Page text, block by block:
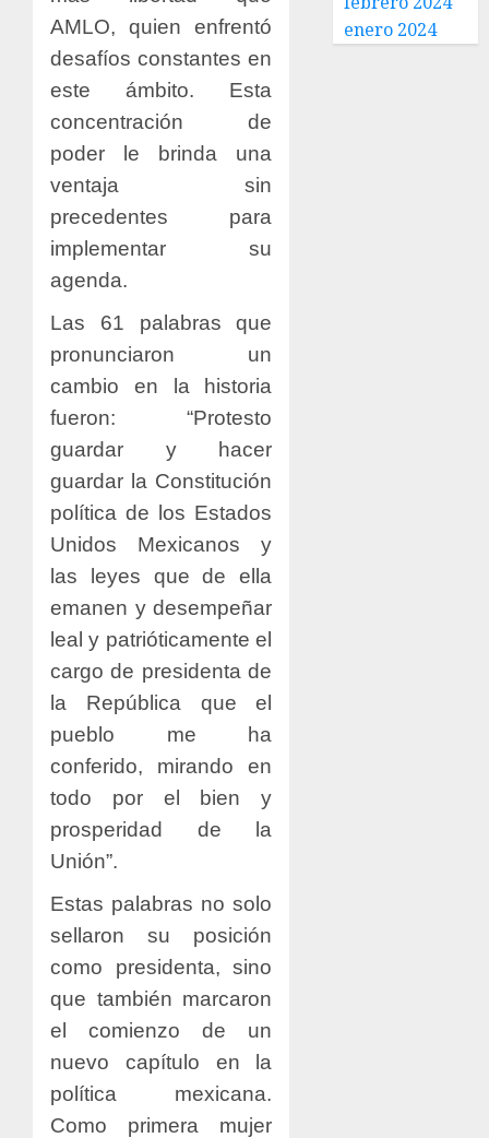
AMLO, quien enfrentó
desafíos constantes en
este ámbito. Esta
concentración de
poder le brinda una
ventaja sin
precedentes para
implementar su
agenda.
Las 61 palabras que
pronunciaron un
cambio en la historia
fueron: “Protesto
guardar y hacer
guardar la Constitución
política de los Estados
Unidos Mexicanos y
las leyes que de ella
emanen y desempeñar
leal y patrióticamente el
cargo de presidenta de
la República que el
pueblo me ha
conferido, mirando en
todo por el bien y
prosperidad de la
Unión”.
Estas palabras no solo
sellaron su posición
como presidenta, sino
que también marcaron
el comienzo de un
nuevo capítulo en la
política mexicana.
Como primera mujer
enero 2024